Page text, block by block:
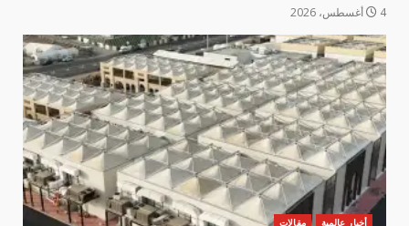
4 أغسطس، 2026
أخبار عالمية مقالات